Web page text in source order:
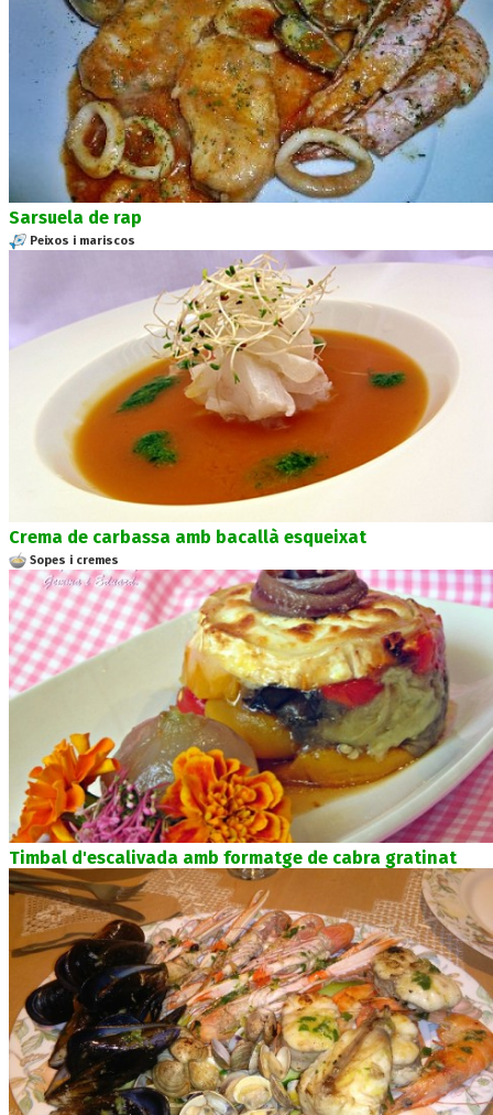
Sarsuela de rap
Peixos i mariscos
Crema de carbassa amb bacallà esqueixat
Sopes i cremes
Timbal d'escalivada amb formatge de cabra gratinat